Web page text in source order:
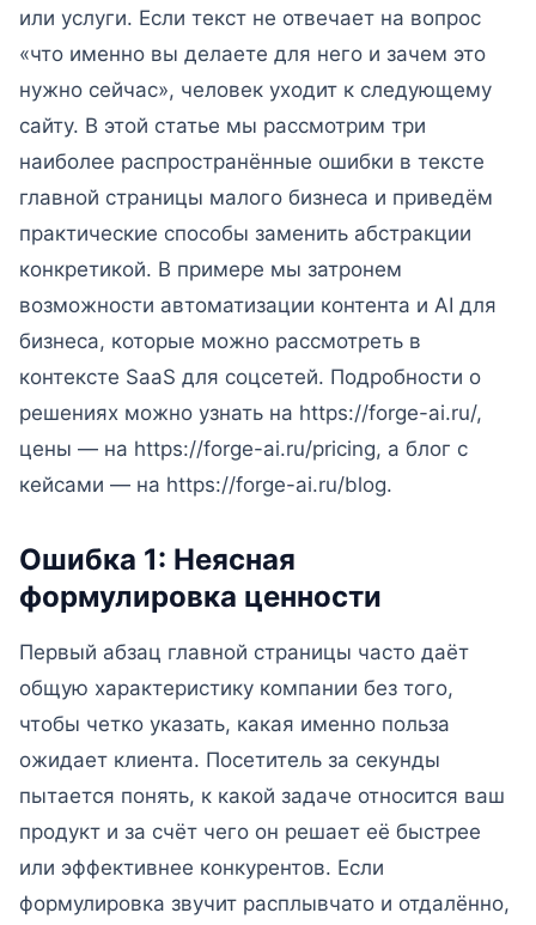
или услуги. Если текст не отвечает на вопрос
«что именно вы делаете для него и зачем это
нужно сейчас», человек уходит к следующему
сайту. В этой статье мы рассмотрим три
наиболее распространённые ошибки в тексте
главной страницы малого бизнеса и приведём
практические способы заменить абстракции
конкретикой. В примере мы затронем
возможности автоматизации контента и AI для
бизнеса, которые можно рассмотреть в
контексте SaaS для соцсетей. Подробности о
решениях можно узнать на https://forge-ai.ru/,
цены — на https://forge-ai.ru/pricing, а блог с
кейсами — на https://forge-ai.ru/blog.
Ошибка 1: Неясная
формулировка ценности
Первый абзац главной страницы часто даёт
общую характеристику компании без того,
чтобы четко указать, какая именно польза
ожидает клиента. Посетитель за секунды
пытается понять, к какой задаче относится ваш
продукт и за счёт чего он решает её быстрее
или эффективнее конкурентов. Если
формулировка звучит расплывчато и отдалённо,